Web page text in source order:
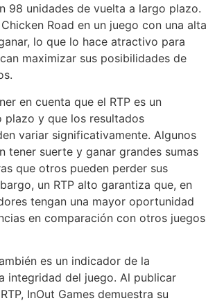
98 unidades de vuelta a largo plazo.
Road en un juego con una alta
lo que lo hace atractivo para
maximizar sus posibilidades de
en cuenta que el RTP es un
plazo y que los resultados
variar significativamente. Algunos
tener suerte y ganar grandes sumas
que otros pueden perder sus
un RTP alto garantiza que, en
tengan una mayor oportunidad
en comparación con otros juegos
es un indicador de la
integridad del juego. Al publicar
InOut Games demuestra su